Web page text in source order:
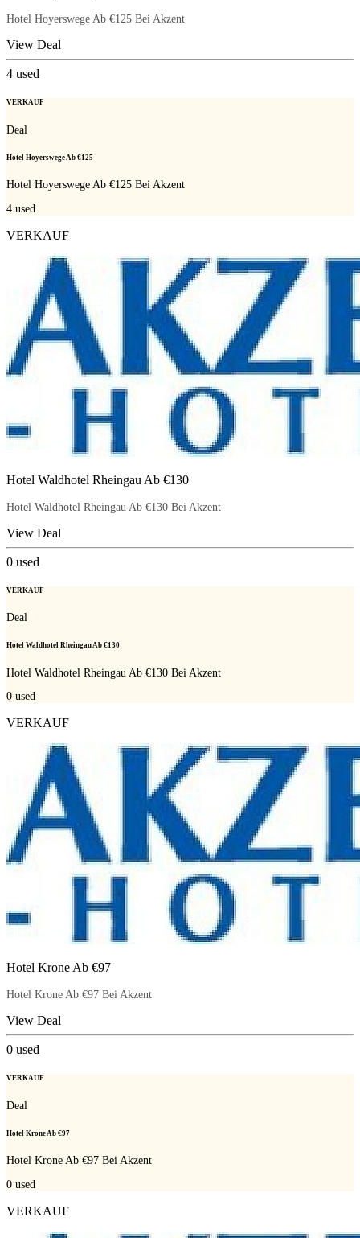
Hotel Hoyerswege Ab €125 Bei Akzent
View Deal
4 used
VERKAUF
Deal
Hotel Hoyerswege Ab €125
Hotel Hoyerswege Ab €125 Bei Akzent
4 used
VERKAUF
Hotel Waldhotel Rheingau Ab €130
Hotel Waldhotel Rheingau Ab €130 Bei Akzent
View Deal
0 used
VERKAUF
Deal
Hotel Waldhotel Rheingau Ab €130
Hotel Waldhotel Rheingau Ab €130 Bei Akzent
0 used
VERKAUF
Hotel Krone Ab €97
Hotel Krone Ab €97 Bei Akzent
View Deal
0 used
VERKAUF
Deal
Hotel Krone Ab €97
Hotel Krone Ab €97 Bei Akzent
0 used
VERKAUF